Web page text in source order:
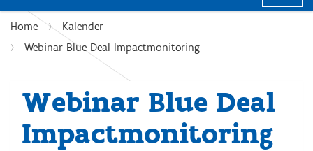
Home
Kalender
Webinar Blue Deal Impactmonitoring
Webinar Blue Deal
Impactmonitoring